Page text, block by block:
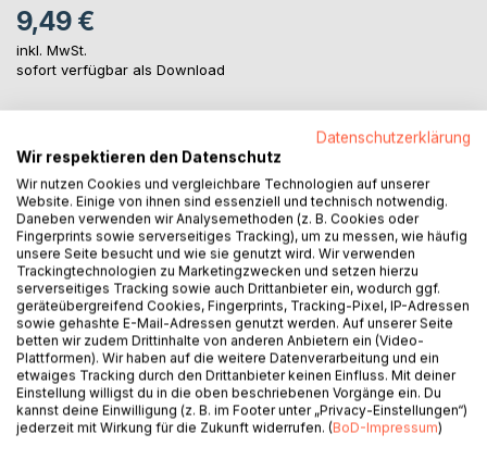
9,49 €
inkl. MwSt.
sofort verfügbar als Download
Auf die Merkliste
Titel bewerten
BESCHREIBUNG
Datenschutzerklärung
Wir respektieren den Datenschutz
Wir nutzen Cookies und vergleichbare Technologien auf unserer
Website. Einige von ihnen sind essenziell und technisch notwendig.
Daneben verwenden wir Analysemethoden (z. B. Cookies oder
Fingerprints sowie serverseitiges Tracking), um zu messen, wie häufig
unsere Seite besucht und wie sie genutzt wird. Wir verwenden
Trackingtechnologien zu Marketingzwecken und setzen hierzu
serverseitiges Tracking sowie auch Drittanbieter ein, wodurch ggf.
geräteübergreifend Cookies, Fingerprints, Tracking-Pixel, IP-Adressen
sowie gehashte E-Mail-Adressen genutzt werden. Auf unserer Seite
betten wir zudem Drittinhalte von anderen Anbietern ein (Video-
Plattformen). Wir haben auf die weitere Datenverarbeitung und ein
etwaiges Tracking durch den Drittanbieter keinen Einfluss. Mit deiner
Einstellung willigst du in die oben beschriebenen Vorgänge ein. Du
kannst deine Einwilligung (z. B. im Footer unter „Privacy-Einstellungen“)
jederzeit mit Wirkung für die Zukunft widerrufen. (BoD-Impressum)